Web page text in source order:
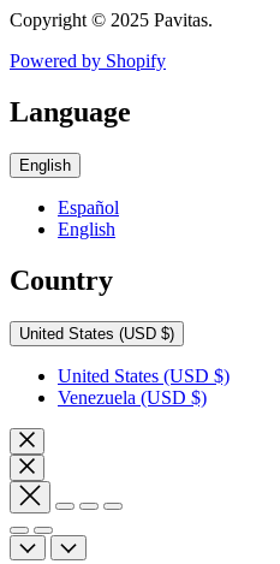
Copyright © 2025 Pavitas.
Powered by Shopify
Language
English
Español
English
Country
United States (USD $)
United States (USD $)
Venezuela (USD $)